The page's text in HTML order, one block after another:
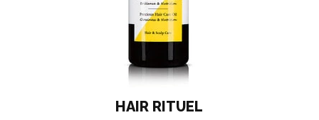
HAIR RITUEL